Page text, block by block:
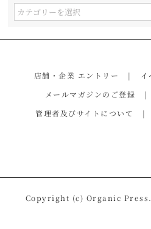
カ
す
店舗・企業 エントリー
イ
メールマガジンのご登録
管理者及びサイトについて
Copyright (c) Organic